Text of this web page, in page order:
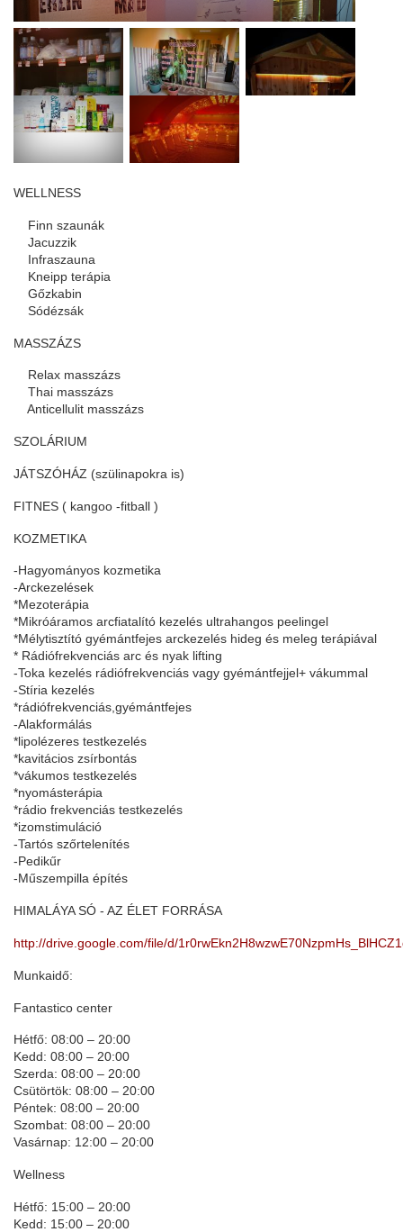
WELLNESS
Finn szaunák
Jacuzzik
Infraszauna
Kneipp terápia
Gőzkabin
Sódézsák
MASSZÁZS
Relax masszázs
Thai masszázs
Anticellulit masszázs
SZOLÁRIUM
JÁTSZÓHÁZ (szülinapokra is)
FITNES ( kangoo -fitball )
KOZMETIKA
-Hagyományos kozmetika
-Arckezelések
*Mezoterápia
*Mikróáramos arcfiatalító kezelés ultrahangos peelingel
*Mélytisztító gyémántfejes arckezelés hideg és meleg terápiával
* Rádiófrekvenciás arc és nyak lifting
-Toka kezelés rádiófrekvenciás vagy gyémántfejjel+ vákummal
-Stíria kezelés
*rádiófrekvenciás,gyémántfejes
-Alakformálás
*lipolézeres testkezelés
*kavitácios zsírbontás
*vákumos testkezelés
*nyomásterápia
*rádio frekvenciás testkezelés
*izomstimuláció
-Tartós szőrtelenítés
-Pedikűr
-Műszempilla építés
HIMALÁYA SÓ - AZ ÉLET FORRÁSA
http://drive.google.com/file/d/
Munkaidő:
Fantastico center
Hétfő: 08:00 – 20:00
Kedd: 08:00 – 20:00
Szerda: 08:00 – 20:00
Csütörtök: 08:00 – 20:00
Péntek: 08:00 – 20:00
Szombat: 08:00 – 20:00
Vasárnap: 12:00 – 20:00
Wellness
Hétfő: 15:00 – 20:00
Kedd: 15:00 – 20:00